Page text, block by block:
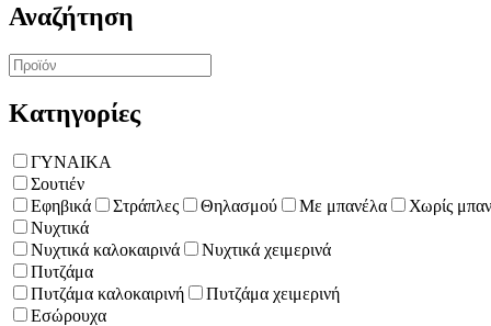
Αναζήτηση
Κατηγορίες
ΓΥΝΑΙΚΑ
Σουτιέν
Εφηβικά
Στράπλες Θηλασμού Με μπανέλα
Χωρίς
Νυχτικά
Νυχτικά καλοκαιρινά
Νυχτικά χειμερινά
Πυτζάμα
Πυτζάμα καλοκαιρινή
Πυτζάμα χειμερινή
Εσώρουχα